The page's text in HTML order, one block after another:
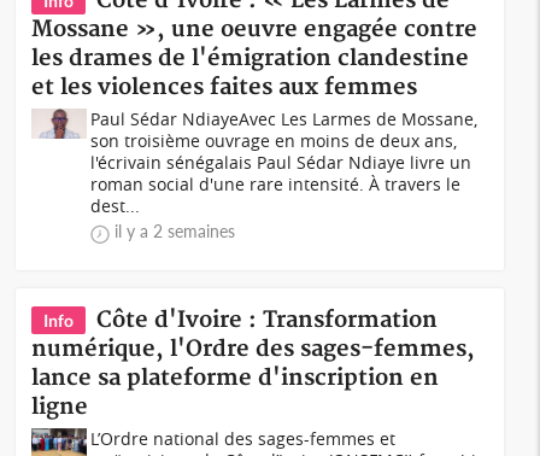
Mossane », une oeuvre engagée contre
les drames de l'émigration clandestine
et les violences faites aux femmes
Paul Sédar NdiayeAvec Les Larmes de Mossane,
son troisième ouvrage en moins de deux ans,
l'écrivain sénégalais Paul Sédar Ndiaye livre un
roman social d'une rare intensité. À travers le
dest...
il y a 2 semaines
Info
Côte d'Ivoire : Transformation
numérique, l'Ordre des sages-femmes,
lance sa plateforme d'inscription en
ligne
L’Ordre national des sages-femmes et